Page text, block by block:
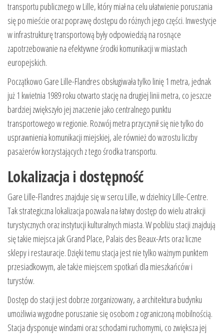
transportu publicznego w Lille, który miał na celu ułatwienie poruszania
się po mieście oraz poprawę dostępu do różnych jego części. Inwestycje
w infrastrukturę transportową były odpowiedzią na rosnące
zapotrzebowanie na efektywne środki komunikacji w miastach
europejskich.
Początkowo Gare Lille-Flandres obsługiwała tylko linię 1 metra, jednak
już 1 kwietnia 1989 roku otwarto stację na drugiej linii metra, co jeszcze
bardziej zwiększyło jej znaczenie jako centralnego punktu
transportowego w regionie. Rozwój metra przyczynił się nie tylko do
usprawnienia komunikacji miejskiej, ale również do wzrostu liczby
pasażerów korzystających z tego środka transportu.
Lokalizacja i dostępność
Gare Lille-Flandres znajduje się w sercu Lille, w dzielnicy Lille-Centre.
Tak strategiczna lokalizacja pozwala na łatwy dostęp do wielu atrakcji
turystycznych oraz instytucji kulturalnych miasta. W pobliżu stacji znajdują
się takie miejsca jak Grand Place, Palais des Beaux-Arts oraz liczne
sklepy i restauracje. Dzięki temu stacja jest nie tylko ważnym punktem
przesiadkowym, ale także miejscem spotkań dla mieszkańców i
turystów.
Dostęp do stacji jest dobrze zorganizowany, a architektura budynku
umożliwia wygodne poruszanie się osobom z ograniczoną mobilnością.
Stacja dysponuje windami oraz schodami ruchomymi, co zwiększa jej